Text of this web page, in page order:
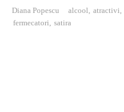
Diana Popescu alcool, atractivi,
fermecatori, satira